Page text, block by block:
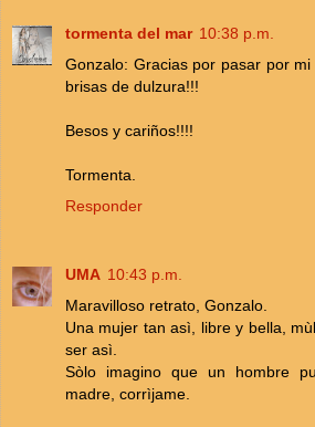
tormenta del mar 10:38 p.m.
Gonzalo: Gracias por pasar por
brisas de dulzura!!!
Besos y cariños!!!!
Tormenta.
Responder
UMA 10:43 p.m.
Maravilloso retrato, Gonzalo.
Una mujer tan asì, libre y bella,
ser asì.
Sòlo imagino que un hombre
madre, corrìjame.